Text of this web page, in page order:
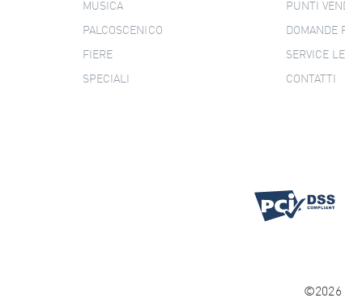
MUSICA
PALCOSCENICO
FIERE
SPECIALI
PUNTI
DOMANDE
SERVICE
CONTATTI
©2026